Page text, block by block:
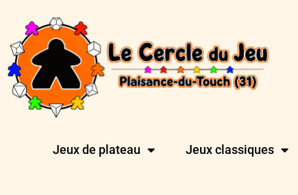
Jeux de plateau Jeux classiques